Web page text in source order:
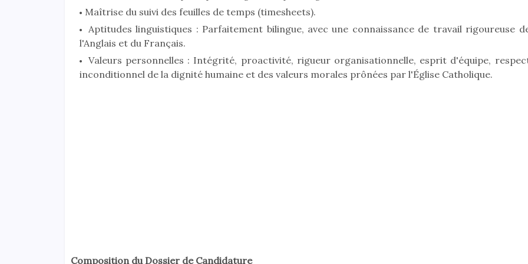
Maîtrise du suivi des feuilles de temps (timesheets).
Aptitudes linguistiques : Parfaitement bilingue, avec une connaissance de travail rigoureuse
l'Anglais et du Français.
Valeurs personnelles : Intégrité, proactivité, rigueur organisationnelle, esprit d'équipe,
inconditionnel de la dignité humaine et des valeurs morales prônées par l'Église Catholique.
Composition du Dossier de Candidature